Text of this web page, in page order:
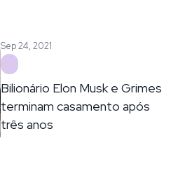
Sep 24, 2021
Bilionário Elon Musk e Grimes
terminam casamento após
três anos